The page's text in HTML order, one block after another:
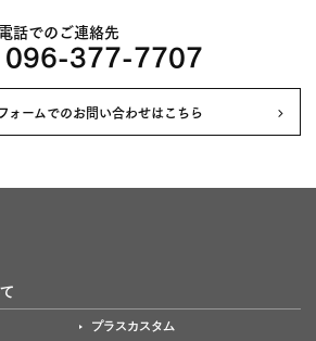
話でのご連絡先
096-377-7707
ォームでのお問い合わせはこちら
プラスカスタム